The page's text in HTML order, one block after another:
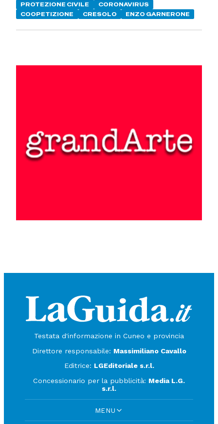
PROTEZIONE CIVILE
CORONAVIRUS
COOPETIZIONE
CRESOLO ENZO GARNERONE
Testata d'informazione in Cuneo e provincia
Direttore responsabile: Massimiliano Cavallo
Editrice: LGEditoriale s.r.l.
Concessionario per la pubblicità: Media L.G.
s.r.l.
MENU